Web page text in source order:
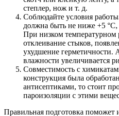
степлер, нож и т. д.
Соблюдайте условия
должна быть не ниже +5 °С,
При низком
отклеивание стыков,
ухудшение
влажности увеличивается
Совместимость с
конструкция была
антисептиками, то стоит
пароизоляции с этими
Правильная подготовка поможет